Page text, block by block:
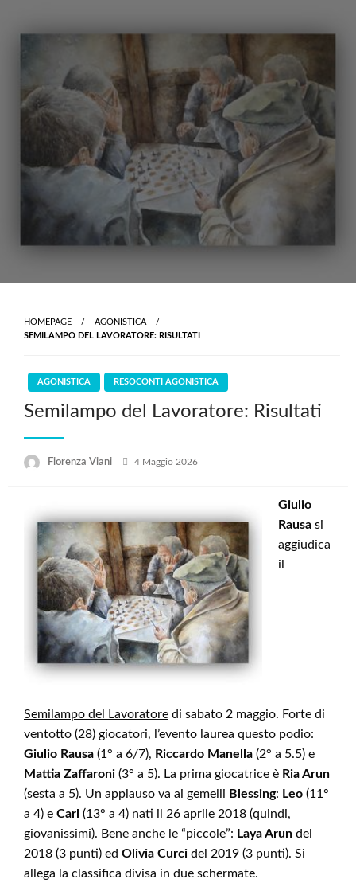
HOMEPAGE
AGONISTICA
SEMILAMPO DEL LAVORATORE: RISULTATI
AGONISTICA RESOCONTI AGONISTICA
Semilampo del Lavoratore: Risultati
Fiorenza Viani
Posted
4 Maggio 2026
Giulio
Rausa si
aggiudica
il
Semilampo del Lavoratore di sabato 2 maggio. Forte di
ventotto (28) giocatori, l’evento laurea questo podio:
Giulio Rausa (1° a 6/7), Riccardo Manella (2° a 5.5) e
Mattia Zaffaroni (3° a 5). La prima giocatrice è Ria Arun
(sesta a 5). Un applauso va ai gemelli Blessing: Leo (11°
a 4) e Carl (13° a 4) nati il 26 aprile 2018 (quindi,
giovanissimi). Bene anche le “piccole”: Laya Arun del
2018 (3 punti) ed Olivia Curci del 2019 (3 punti). Si
allega la classifica divisa in due schermate.